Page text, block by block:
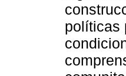
políticas